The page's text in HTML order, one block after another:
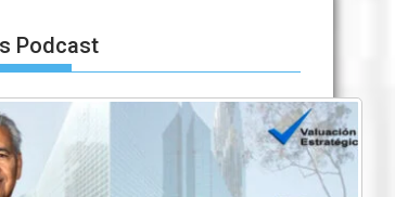
Podcast